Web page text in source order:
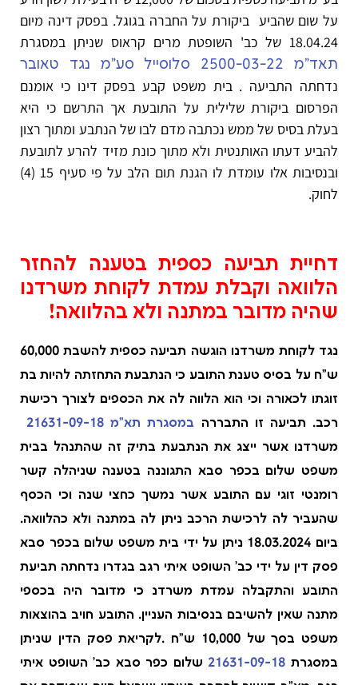
על שום שהביע ביקורת על החברה בגוגל. בפסק דינה מיום
18.04.24 של כב' השופטת מרים קראוס שניתן במסגרת
תאד"מ 2500-03-22 סלוסייל סע"מ נגד טאובר
נדחתה התביעה . בית משפט קבע בפסק דינו כי אומנם
הפרסום ביקורת שלילית על התובעת אך התרשם כי היא
בעלת בסיס של ממש נכתבה מדם לבו של הנתבע ומתוך רצון
להביע דעתו האותנטית ולא מתוך כונת מזיד להרע לתובעת
ובנסיבות אלו עומדת לו הגנת תום הלב על פי סעיף 15 (4)
לחוק.
דחיית תביעה כספית בטענה להחזר
הלוואה וקבלת עמדת לקוחת משרדנו
שהיה מדובר במתנה ולא בהלוואה!
נגד לקוחת משרדנו הוגשה תביעה כספית להשבת 60,000
ש"ח על בסיס טענת התובע כי הנתבעת התחזתה להיות בת
זוגתו לכאורה וכי הוא הלווה לה את הכספים לצורך רכישת
רכב. תביעה זו התבררה
במסגרת תא"מ 21631-09-18
משרדנו אשר ייצג את הנתבעת בתיק זה שהתנהל בבית
משפט שלום בכפר סבא התגוננה בטענה שניהלה קשר
רומנטי זוגי עם התובע אשר נמשך כחצי שנה וכי הכסף
שהעביר לה לרכישת הרכב ניתן לה במתנה ולא כהלוואה.
ביום 18.03.2024 ניתן על ידי בית משפט שלום בכפר סבא
פסק דין על ידי כב' השופט איתי רגב בגדרו נדחתה תביעת
התובע והתקבלה עמדת משרדנ כי מדובר היה בכספי
מתנה שאין להשיבם בנסיבות העניין. התובע חויב בהוצאות
משפט בסך של 10,000 ש"ח .לקריאת פסק הדין שניתן
במסגרת21631-09-18
שלום כפר סבא כב' השופט איתי